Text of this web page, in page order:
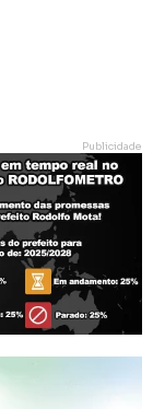
Publicidade